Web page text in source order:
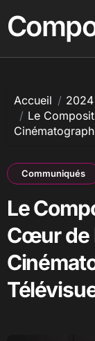
au
contenu
Accueil 2024
Le
Communiqués
Le
Cœur de